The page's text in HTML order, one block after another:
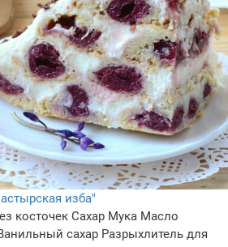
изба"
косточек Сахар Мука Масло
сахар Разрыхлитель для